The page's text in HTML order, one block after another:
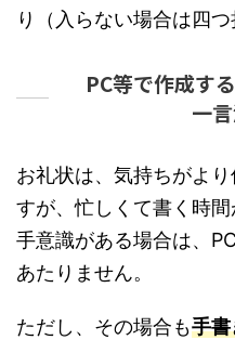
り（入らない場合は四つ
PC等で作成す
一
お礼状は、気持ちがよ
すが、忙しくて書く時
手意識がある場合は、
あたりません。
ただし、その場合も手